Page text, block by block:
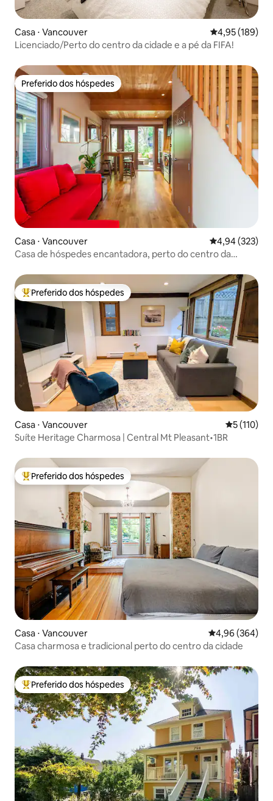
Casa ⋅ Vancouver 4,95 de uma
4,95 (189)
Licenciado/Perto do centro da cidade e a pé da FIFA!
Preferido dos hóspedes
Preferido dos hóspedes
Casa ⋅ Vancouver 4,94 de uma
4,94 (323)
Casa de hóspedes encantadora, perto do centro da
Entre os melhores preferidos dos hóspedes
Preferido dos hóspedes
Casa ⋅ Vancouver 5 de uma
5 (110)
Suíte Heritage Charmosa | Central Mt Pleasant•1BR
Entre os melhores preferidos dos hóspedes
Preferido dos hóspedes
Casa ⋅ Vancouver 4,96 de uma
4,96 (364)
Casa charmosa e tradicional perto do centro da cidade
Entre os melhores preferidos dos hóspedes
Preferido dos hóspedes